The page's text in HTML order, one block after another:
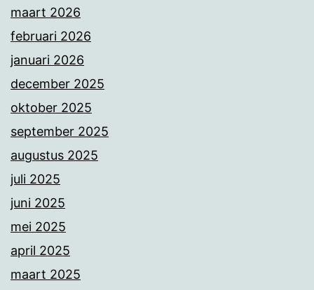
maart 2026
februari 2026
januari 2026
december 2025
oktober 2025
september 2025
augustus 2025
juli 2025
juni 2025
mei 2025
april 2025
maart 2025